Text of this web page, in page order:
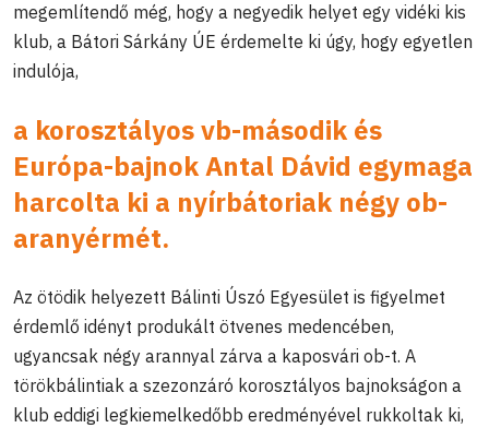
megemlítendő még, hogy a negyedik helyet egy vidéki kis
klub, a Bátori Sárkány ÚE érdemelte ki úgy, hogy egyetlen
indulója,
a korosztályos vb-második és
Európa-bajnok Antal Dávid egymaga
harcolta ki a nyírbátoriak négy ob-
aranyérmét.
Az ötödik helyezett Bálinti Úszó Egyesület is figyelmet
érdemlő idényt produkált ötvenes medencében,
ugyancsak négy arannyal zárva a kaposvári ob-t. A
törökbálintiak a szezonzáró korosztályos bajnokságon a
klub eddigi legkiemelkedőbb eredményével rukkoltak ki,